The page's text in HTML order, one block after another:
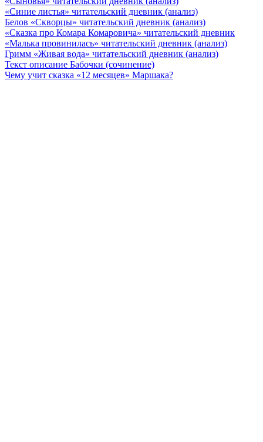
«Синие листья» читательский дневник (анализ)
Белов «Скворцы» читательский дневник (анализ)
«Сказка про Комара Комаровича» читательский дневник
«Малька провинилась» читательский дневник (анализ)
Гримм «Живая вода» читательский дневник (анализ)
Текст описание Бабочки (сочинение)
Чему учит сказка «12 месяцев» Маршака?